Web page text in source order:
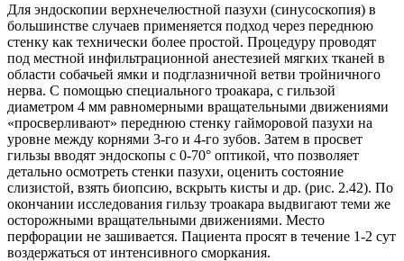
Для эндоскопии верхнечелюстной пазухи (синусоскопия) в
большинстве случаев применяется подход через переднюю
стенку как технически более простой. Процедуру проводят
под местной инфильтрационной анестезией мягких тканей в
области собачьей ямки и подглазничной ветви тройничного
нерва. С помощью специального троакара, с гильзой
диаметром 4 мм равномерными вращательными движениями
«просверливают» переднюю стенку гайморовой пазухи на
уровне между корнями 3-го и 4-го зубов. Затем в просвет
гильзы вводят эндоскопы с 0-70° оптикой, что позволяет
детально осмотреть стенки пазухи, оценить состояние
слизистой, взять биопсию, вскрыть кисты и др. (рис. 2.42). По
окончании исследования гильзу троакара выдвигают теми же
осторожными вращательными движениями. Место
перфорации не зашивается. Пациента просят в течение 1-2 сут
воздержаться от интенсивного сморкания.